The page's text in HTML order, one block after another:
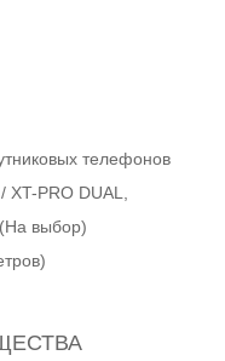
телефонов
PRO DUAL,
выбор)